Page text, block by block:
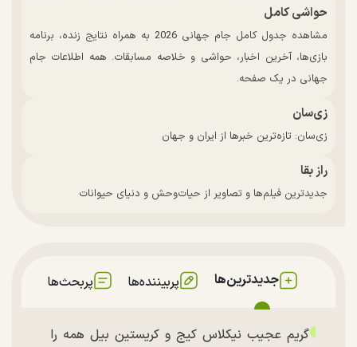
حواشی کامل
مشاهده جدول کامل جام جهانی 2026 به همراه نتایج زنده، برنامه
بازی‌ها، آخرین اخبار، حواشی و خلاصه مسابقات. همه اطلاعات جام
جهانی در یک صفحه.
زی‌سان
زی‌سان: تازه‌ترین خبرها از ایران و جهان
راز بقا
جدیدترین فیلم‌ها و تصاویر از حیات‌وحش و دنیای حیوانات
جدیدترین‌ها پربیننده‌ها پربحث‌ها
گریم عجیب نیکلاس کیج و کریستین بیل همه را